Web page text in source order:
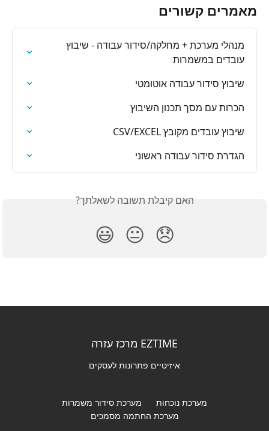
מאמרים קשורים
מנהלי מערכת + מחלקה/סידור עבודה - שיבוץ
עובדים במשמרות
שיבוץ סידור עבודה אוטומטי
הכרות עם מסך תכנון השיבוץ
שיבוץ עובדים מקובץ CSV/EXCEL
הגדרת סידור עבודה ראשוני
האם קיבלת תשובה לשאלתך?
😞
😐
😃
EZTIME מרכז עזרה
איזיטיים פתרונות לעסקים
מערכת נוכחות
מערכת סידור משמרות
מערכת החתמה מסמכים